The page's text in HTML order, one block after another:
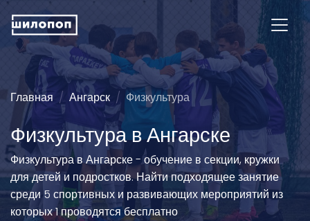
Главная Ангарск Физкультура
Физкультура в Ангарске
Физкультура в Ангарске - обучение в секции, кружки
для детей и подростков. Найти подходящее занятие
среди 5 спортивных и развивающих мероприятий из
которых 1 проводятся бесплатно